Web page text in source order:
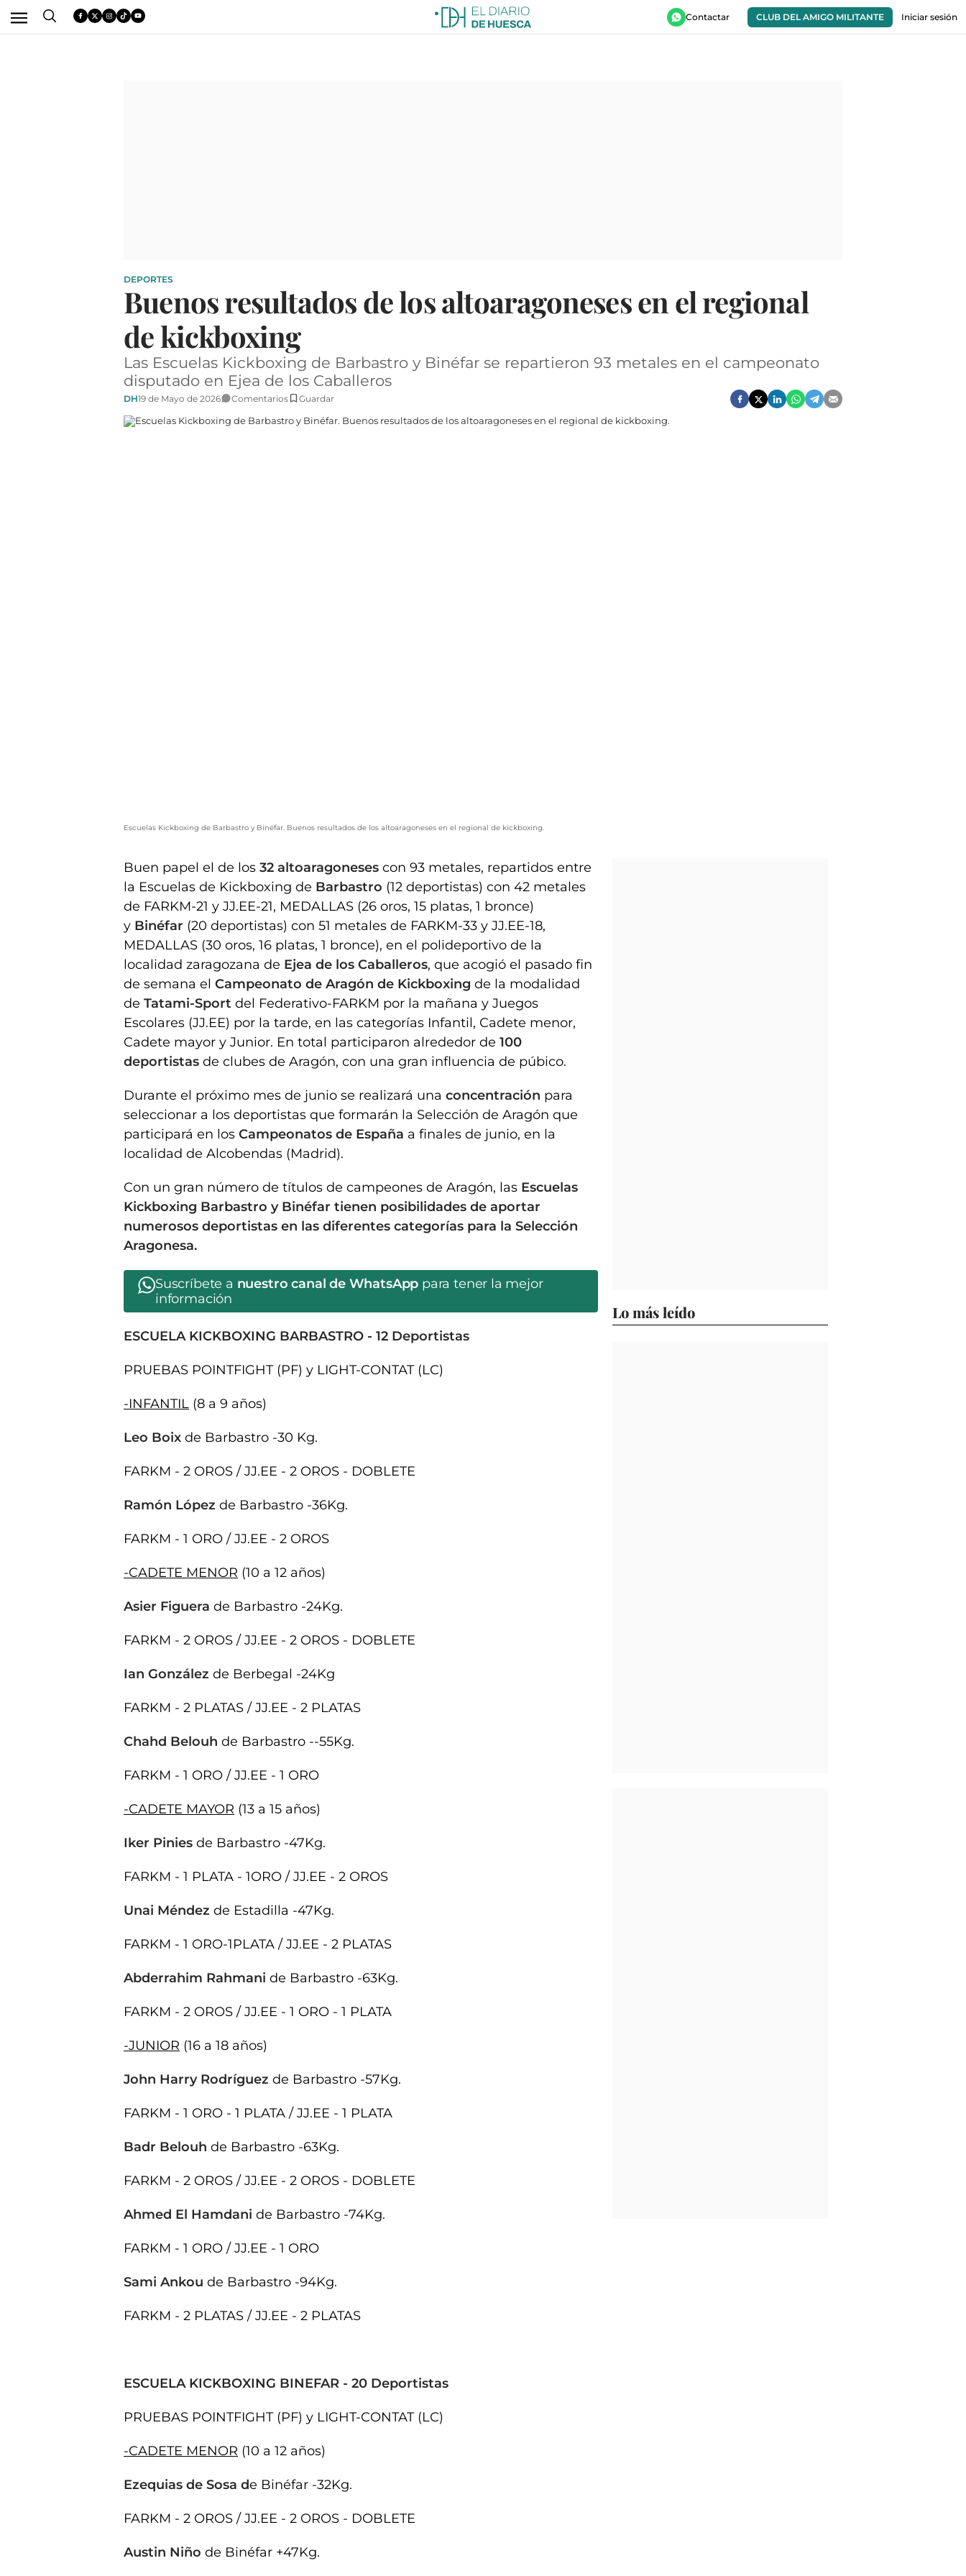
Contactar CLUB DEL AMIGO MILITANTE Iniciar sesión
DEPORTES
Buenos resultados de los altoaragoneses en el regional
de kickboxing
Las Escuelas Kickboxing de Barbastro y Binéfar se repartieron 93 metales en el campeonato
disputado en Ejea de los Caballeros
DH19 de Mayo de 2026 Comentarios Guardar
Escuelas Kickboxing de Barbastro y Binéfar. Buenos resultados de los altoaragoneses en el regional de kickboxing.
Buen papel el de los 32 altoaragoneses con 93 metales, repartidos entre
la Escuelas de Kickboxing de Barbastro (12 deportistas) con 42 metales
de FARKM-21 y JJ.EE-21, MEDALLAS (26 oros, 15 platas, 1 bronce)
y Binéfar (20 deportistas) con 51 metales de FARKM-33 y JJ.EE-18,
MEDALLAS (30 oros, 16 platas, 1 bronce), en el polideportivo de la
localidad zaragozana de Ejea de los Caballeros, que acogió el pasado fin
de semana el Campeonato de Aragón de Kickboxing de la modalidad
de Tatami-Sport del Federativo-FARKM por la mañana y Juegos
Escolares (JJ.EE) por la tarde, en las categorías Infantil, Cadete menor,
Cadete mayor y Junior. En total participaron alrededor de 100
deportistas de clubes de Aragón, con una gran influencia de púbico.
Durante el próximo mes de junio se realizará una concentración para
seleccionar a los deportistas que formarán la Selección de Aragón que
participará en los Campeonatos de España a finales de junio, en la
localidad de Alcobendas (Madrid).
Con un gran número de títulos de campeones de Aragón, las Escuelas
Kickboxing Barbastro y Binéfar tienen posibilidades de aportar
numerosos deportistas en las diferentes categorías para la Selección
Aragonesa.
Suscríbete a nuestro canal de WhatsApp para tener la mejor
información
ESCUELA KICKBOXING BARBASTRO - 12 Deportistas
PRUEBAS POINTFIGHT (PF) y LIGHT-CONTAT (LC)
-INFANTIL (8 a 9 años)
Leo Boix de Barbastro -30 Kg.
FARKM - 2 OROS / JJ.EE - 2 OROS - DOBLETE
Ramón López de Barbastro -36Kg.
FARKM - 1 ORO / JJ.EE - 2 OROS
-CADETE MENOR (10 a 12 años)
Asier Figuera de Barbastro -24Kg.
FARKM - 2 OROS / JJ.EE - 2 OROS - DOBLETE
Ian González de Berbegal -24Kg
FARKM - 2 PLATAS / JJ.EE - 2 PLATAS
Chahd Belouh de Barbastro --55Kg.
FARKM - 1 ORO / JJ.EE - 1 ORO
-CADETE MAYOR (13 a 15 años)
Iker Pinies de Barbastro -47Kg.
FARKM - 1 PLATA - 1ORO / JJ.EE - 2 OROS
Unai Méndez de Estadilla -47Kg.
FARKM - 1 ORO-1PLATA / JJ.EE - 2 PLATAS
Abderrahim Rahmani de Barbastro -63Kg.
FARKM - 2 OROS / JJ.EE - 1 ORO - 1 PLATA
-JUNIOR (16 a 18 años)
John Harry Rodríguez de Barbastro -57Kg.
FARKM - 1 ORO - 1 PLATA / JJ.EE - 1 PLATA
Badr Belouh de Barbastro -63Kg.
FARKM - 2 OROS / JJ.EE - 2 OROS - DOBLETE
Ahmed El Hamdani de Barbastro -74Kg.
FARKM - 1 ORO / JJ.EE - 1 ORO
Sami Ankou de Barbastro -94Kg.
FARKM - 2 PLATAS / JJ.EE - 2 PLATAS
ESCUELA KICKBOXING BINEFAR - 20 Deportistas
PRUEBAS POINTFIGHT (PF) y LIGHT-CONTAT (LC)
-CADETE MENOR (10 a 12 años)
Ezequias de Sosa de Binéfar -32Kg.
FARKM - 2 OROS / JJ.EE - 2 OROS - DOBLETE
Austin Niño de Binéfar +47Kg.
Lo más leído